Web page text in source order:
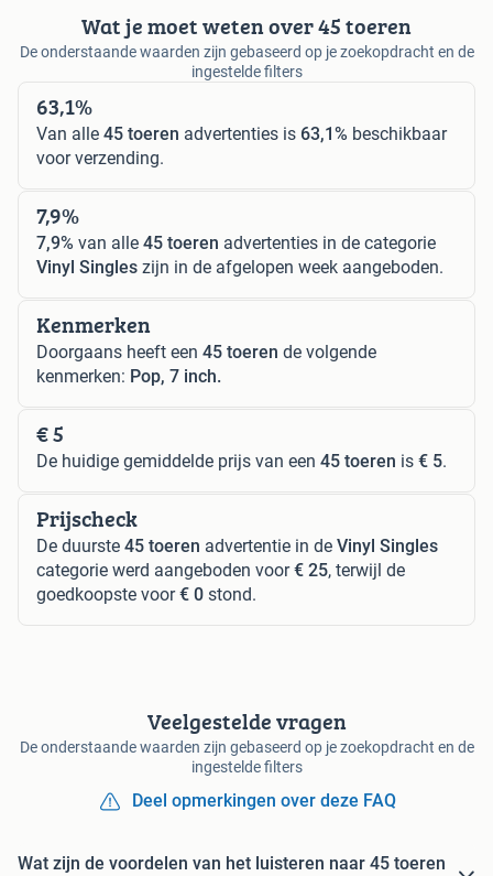
Wat je moet weten over 45 toeren
De onderstaande waarden zijn gebaseerd op je zoekopdracht en de
ingestelde filters
63,1%
Van alle 45 toeren advertenties is 63,1% beschikbaar
voor verzending.
7,9%
7,9% van alle 45 toeren advertenties in de categorie
Vinyl Singles zijn in de afgelopen week aangeboden.
Kenmerken
Doorgaans heeft een 45 toeren de volgende
kenmerken: Pop, 7 inch.
€ 5
De huidige gemiddelde prijs van een 45 toeren is € 5.
Prijscheck
De duurste 45 toeren advertentie in de Vinyl Singles
categorie werd aangeboden voor€ 25, terwijl de
goedkoopste voor€ 0 stond.
Veelgestelde vragen
De onderstaande waarden zijn gebaseerd op je zoekopdracht en de
ingestelde filters
Deel opmerkingen over deze FAQ
Wat zijn de voordelen van het luisteren naar 45 toeren